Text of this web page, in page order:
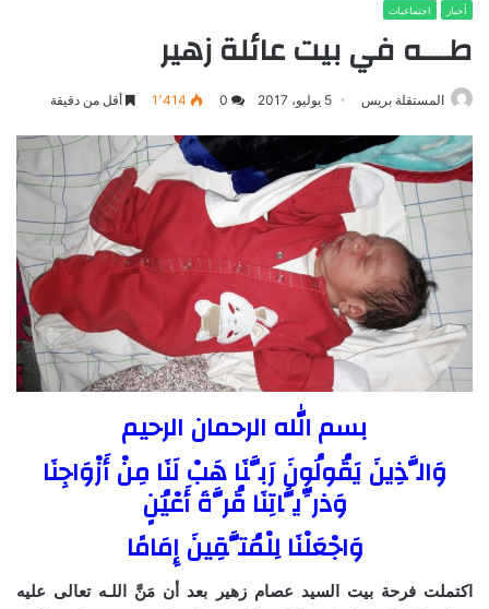
أخبار اجتماعيات
طـــه في بيت عائلة زهير
المستقلة بريس 5 يوليو، 2017 0 1٬414 أقل من دقيقة
بسم الله الرحمان الرحيم
وَالَّذِينَ يَقُولُونَ رَبَّنَا هَبْ لَنَا مِنْ أَزْوَاجِنَا
وَذرِّيَّاتِنَا قُرَّةَ أَعْيُنٍ
وَاجْعَلْنَا لِلْمُتَّقِينَ إِمَامًا
اكتملت فرحة بيت السيد عصام زهير بعد أن مَنَّ اللـه تعالى عليه